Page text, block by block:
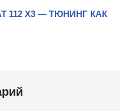
112 X3 — ТЮНИНГ КАК